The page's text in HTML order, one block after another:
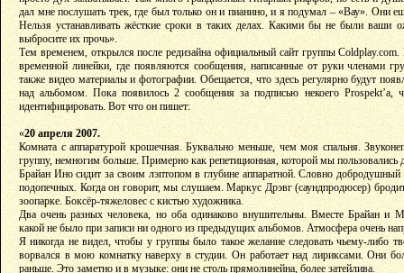
дал мне послушать трек, где был только он и пианино, и я подумал – «Вау». Они
Нельзя устанавливать жёсткие сроки в таких делах. Какими бы не были ваши
выбросите их прочь».
Тем временем, открылся после редизайна официальный сайт группы Coldplay.com.
временной линейки, где появляются сообщения, написанные от руки членами
также видео материалы и фотографии. Обещается, что здесь регулярно будут
над альбомом. Пока появилось 2 сообщения за подписью некоего Prospekt’a,
идентифицировать. Вот что он пишет:
«20 апреля 2007.
Комната с аппаратурой крошечная. Буквально меньше, чем моя спальня.
группу, немногим больше. Примерно как репетиционная, которой мы пользовались
Брайан Ино сидит за своим лэптопом в глубине аппаратной. Словно
подопечных. Когда он говорит, мы слушаем. Маркус Дрэвг (саундпродюсер)
зоопарке. Боксёр-тяжеловес с кистью художника.
Два очень разных человека, но оба одинаково внушительны. Вместе Брайан и
какой не было при записи ни одного из предыдущих альбомов. Атмосфера очень
Я никогда не видел, чтобы у группы было такое желание следовать чьему-либо
ворвался в мою комнатку наверху в студии. Он работает над лириксами. Они
раньше. Это заметно и в музыке: они не столь прямолинейна, более затейлива.